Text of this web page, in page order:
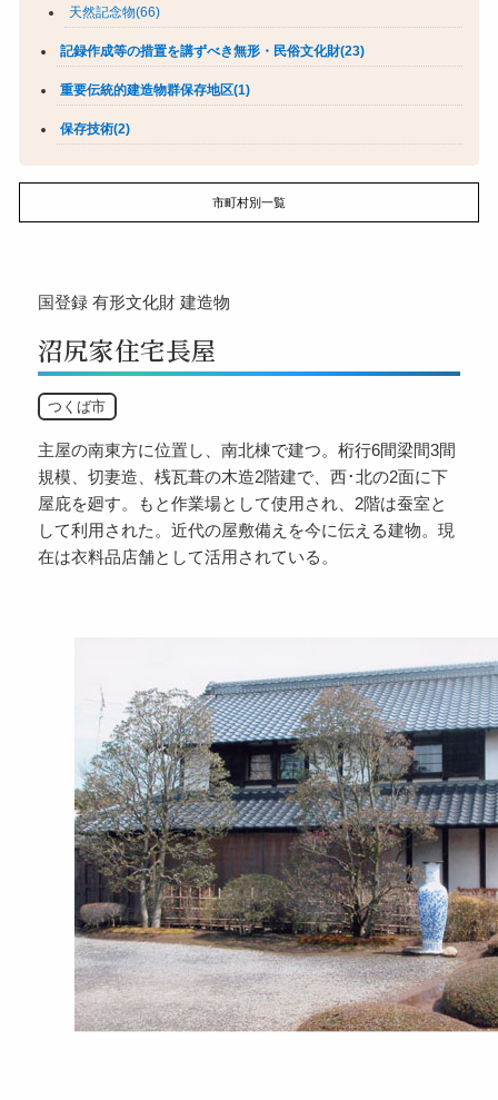
天然記念物(66)
記録作成等の措置を講ずべき無形・民俗文化財(23)
重要伝統的建造物群保存地区(1)
保存技術(2)
市町村別一覧
国登録 有形文化財 建造物
沼尻家住宅長屋
つくば市
主屋の南東方に位置し、南北棟で建つ。桁行6間梁間3間
規模、切妻造、桟瓦葺の木造2階建で、西･北の2面に下
屋庇を廻す。もと作業場として使用され、2階は蚕室と
して利用された。近代の屋敷備えを今に伝える建物。現
在は衣料品店舗として活用されている。